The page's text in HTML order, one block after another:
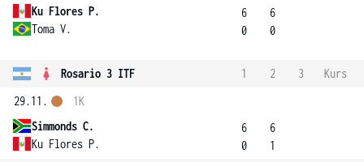
Ku Flores P.
Toma V.
6
0
6
0
Rosario 3 ITF 1 2 3
Kurs
29.11.
Simmonds C.
Ku Flores P.
1K
6
0
6
1